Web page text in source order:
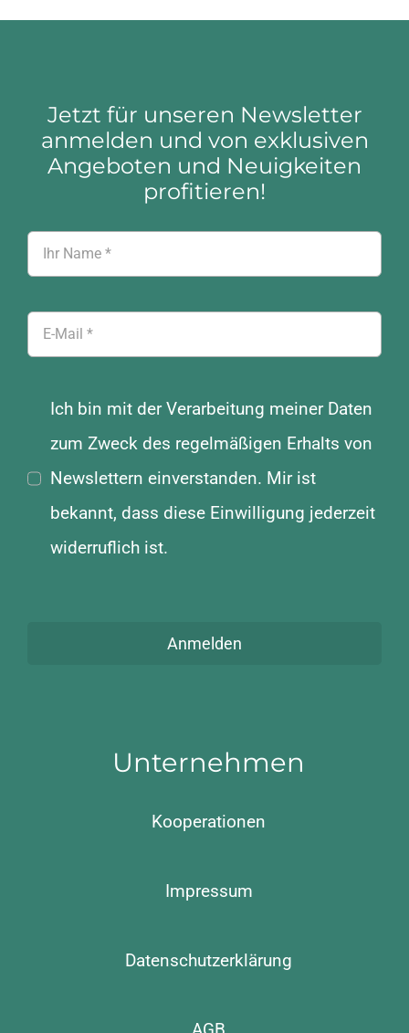
Jetzt für unseren Newsletter
anmelden und von exklusiven
Angeboten und Neuigkeiten
profitieren!
Ich bin mit der Verarbeitung meiner Daten
zum Zweck des regelmäßigen Erhalts von
Newslettern einverstanden. Mir ist
bekannt, dass diese Einwilligung jederzeit
widerruflich ist.
Anmelden
Unternehmen
Kooperationen
Impressum
Datenschutzerklärung